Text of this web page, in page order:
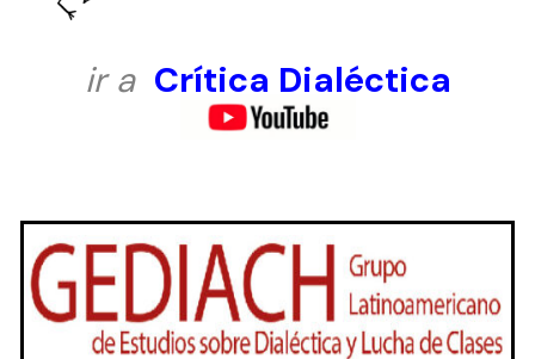
ir a Crítica Dialéctica